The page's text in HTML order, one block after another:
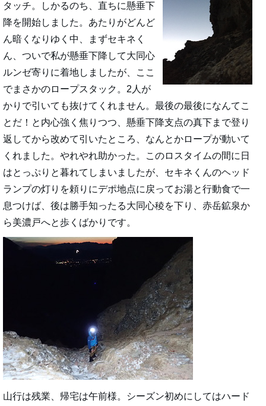
タッチ。しかるのち、直ちに懸垂下
降を開始しました。あたりがどんど
ん暗くなりゆく中、まずセキネく
ん、ついで私が懸垂下降して大同心
ルンゼ寄りに着地しましたが、ここ
でまさかのロープスタック。2人が
かりで引いても抜けてくれません。最後の最後になんてこ
とだ！と内心強く焦りつつ、懸垂下降支点の真下まで登り
返してから改めて引いたところ、なんとかロープが動いて
くれました。やれやれ助かった。このロスタイムの間に日
はとっぷりと暮れてしまいましたが、セキネくんのヘッド
ランプの灯りを頼りにデポ地点に戻ってお湯と行動食で一
息つけば、後は勝手知ったる大同心稜を下り、赤岳鉱泉か
ら美濃戸へと歩くばかりです。
山行は残業、帰宅は午前様。シーズン初めにしてはハード